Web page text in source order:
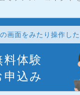
画面をみたり操作し
料体験
申込み